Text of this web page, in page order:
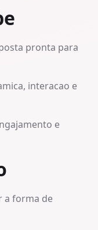
pronta para
interacao e
e
a forma de